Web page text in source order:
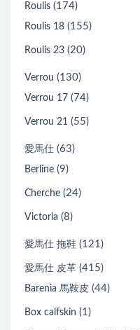
Roulis (174)
Roulis 18 (155)
Roulis 23 (20)
Verrou (130)
Verrou 17 (74)
Verrou 21 (55)
愛馬仕 (63)
Berline (9)
Cherche (24)
Victoria (8)
愛馬仕 拖鞋 (121)
愛馬仕 皮革 (415)
Barenia 馬鞍皮 (44)
Box calfskin (1)